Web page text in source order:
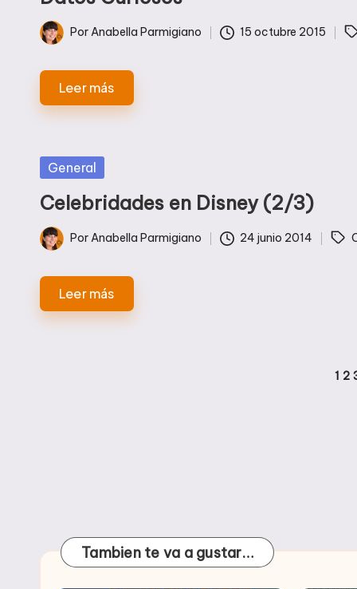
Publicado
PorAnabella Parmigiano 15 octubre 2015
Etiquetas:
Leer más
Publicada
General
Celebridades en Disney (2/3)
Publicado
PorAnabella Parmigiano 24 junio 2014
Etiquetas:
Leer más
1 2
Tambien te va a gustar…